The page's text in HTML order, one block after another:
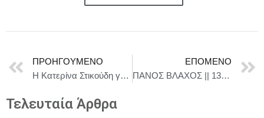
ΠΡΟΗΓΟΎΜΕΝΟ
Η Κατερίνα Στικούδη γράφει ιστορία μαζί με το Athens Pride
ΕΠΌΜΕΝΟ
ΠΑΝΟΣ ΒΛΑΧΟΣ || 13/7 Live στο Βεάκειο με χωρίς πρόγραμμα || Η απόλυτη συναυλιακή στιγμή του φετινού καλοκαιριού
Τελευταία Άρθρα